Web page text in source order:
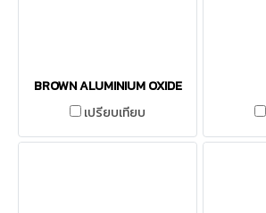
BROWN ALUMINIUM OXIDE
เปรียบเทียบ